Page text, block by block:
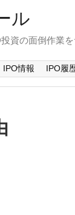
ル
資の面倒作業
IPO情報 IPO履